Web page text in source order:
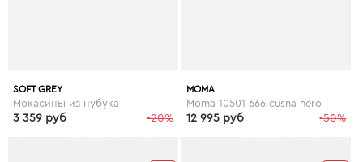
SOFT GREY
Мокасины из нубука
-20%
3 359 руб
MOMA
Moma 10501 666 cusna nero
-50%
12 995 руб